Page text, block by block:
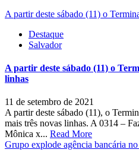
A partir deste sábado (11) o
Destaque
Salvador
A partir deste sábado (11) o
linhas
11 de setembro de 2021
A partir deste sábado (11), o
mais três novas linhas. A 0314 –
Mônica x... Read More
Grupo explode agência bancária